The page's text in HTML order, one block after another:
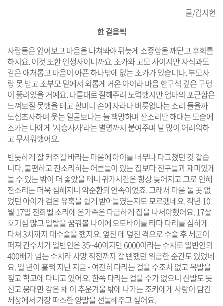
글/김지현
한 걸음씩
사람들은 잃어보고 마음을 다쳐봐야 뒤늦게 소중함을 깨닫고 후회를
하지요. 이것 또한 인생사이니까요. 조카와 고모 사이지만 자식과도
같은 애처롭고 마음이 아픈 하나밖에 없는 조카가 있습니다. 부모사
랑 못 받고 조부모 밑에서 외롭게 커온 아이라 마음 한구석 깊은 구멍
이 뚫려있을 거예요. 나름대로 잘해주려 노력했지만 엄마의 포근함은
느껴보질 못했을 테고 할머니 손에 자라나 버릇없다는 소리 들을까
노심초사하며 웃는 얼굴보다는 늘 책망하며 잔소리만 해대는 모습에
조카는 나에게 '저승사자'라는 별명까지 붙여주며 날 많이 어려워하
고 무서워했어요.
반듯하게 잘 커주길 바라는 마음에 아이를 너무나 다그쳤던 것 같습
니다. 불편하고 잔소리하는 어른들이 있는 집보다 친구들과 재미있게
놀 수 있는 밖이 더 좋았을 테니 귀가시간은 항상 늦어지고 그로 인해
잔소리는 더욱 심해지니 악순환의 연속이었죠. 그래서 마음 둘 곳 없
었던 아이가 검은 유혹을 쉽게 받아들였는지도 모르겠네요. 작년 10
월 17일 전화벨 소리에 온가족은 다급하게 집을 나서야했어요. 17살
호기심 많고 일탈을 꿈꿔볼 나이에 오토바이를 타다 다리를 심하게
다쳐 3차까지 대수술을 했지요. 엎친 데 덮친 격으로 수술 후 세균이
퍼져 간수치가 일반인은 35~40이지만 6000이라는 수치로 일반인의
400배가 넘는 수치라 사망 직전까지 갈 뻔했던 위급한 순간도 있었네
요. 일 년이 훌쩍 지난 지금~ 여전히 다리는 걸을 수조차 없고 목발을
짚고 학교에 다니고 있어요. 한쪽 다리는 걸을 수가 없으니 신발도 못
신고 붕대만 감은 채 이 추운겨울 밖에 나가는 조카에게 사랑이 담긴
세상에서 가장 따스한 양말을 선물해주고 싶어요.